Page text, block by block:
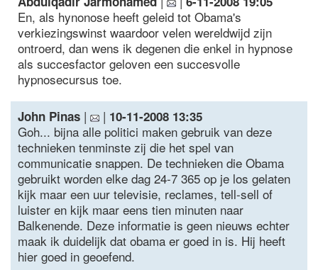
En, als hynonose heeft geleid tot Obama's
verkiezingswinst waardoor velen wereldwijd zijn
ontroerd, dan wens ik degenen die enkel in hypnose
als succesfactor geloven een succesvolle
hypnosecursus toe.
John Pinas | | 10-11-2008 13:35
Goh... bijna alle politici maken gebruik van deze
technieken tenminste zij die het spel van
communicatie snappen. De technieken die Obama
gebruikt worden elke dag 24-7 365 op je los gelaten
kijk maar een uur televisie, reclames, tell-sell of
luister en kijk maar eens tien minuten naar
Balkenende. Deze informatie is geen nieuws echter
maak ik duidelijk dat obama er goed in is. Hij heeft
hier goed in geoefend.